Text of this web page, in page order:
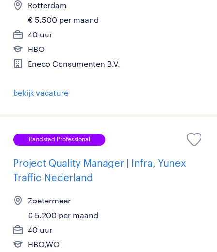
Rotterdam
€ 5.500 per maand
40 uur
HBO
Eneco Consumenten B.V.
bekijk vacature
Randstad Professional
Project Quality Manager | Infra, Yunex
Traffic Nederland
Zoetermeer
€ 5.200 per maand
40 uur
HBO,WO